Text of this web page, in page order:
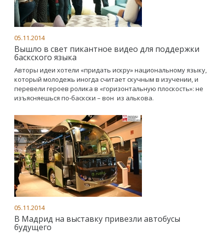
05.11.2014
Вышло в свет пикантное видео для поддержки
баскского языка
Авторы идеи хотели «придать искру» национальному языку,
который молодежь иногда считает скучным в изучении, и
перевели героев ролика в «горизонтальную плоскость»: не
изъясняешься по-баскски – вон из алькова.
05.11.2014
В Мадрид на выставку привезли автобусы
будущего